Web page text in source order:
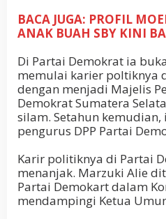
BACA JUGA: PROFIL
ANAK BUAH SBY KINI
Di Partai Demokrat ia
memulai karier poltiknya
dengan menjadi Majelis
Demokrat Sumatera
silam. Setahun
pengurus DPP Partai
Karir politiknya di Partai
menanjak. Marzuki Alie
Partai Demokart dalam
mendampingi Ketua